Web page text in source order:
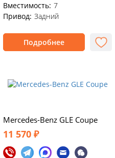
Вместимость: 7
Привод: Задний
Подробнее
Mercedes-Benz GLE Coupe
11 570 ₽